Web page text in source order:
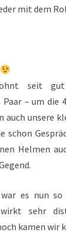
mit dem
seit
– um die
auch unsere
schon
Helmen
es nun
sehr
kamen wir